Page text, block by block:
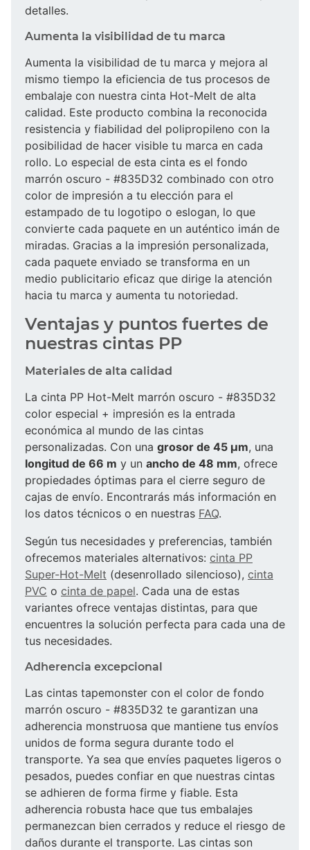
detalles.
Aumenta la visibilidad de tu marca
Aumenta la visibilidad de tu marca y mejora al
mismo tiempo la eficiencia de tus procesos de
embalaje con nuestra cinta Hot-Melt de alta
calidad. Este producto combina la reconocida
resistencia y fiabilidad del polipropileno con la
posibilidad de hacer visible tu marca en cada
rollo. Lo especial de esta cinta es el fondo
marrón oscuro - #835D32 combinado con otro
color de impresión a tu elección para el
estampado de tu logotipo o eslogan, lo que
convierte cada paquete en un auténtico imán de
miradas. Gracias a la impresión personalizada,
cada paquete enviado se transforma en un
medio publicitario eficaz que dirige la atención
hacia tu marca y aumenta tu notoriedad.
Ventajas y puntos fuertes de
nuestras cintas PP
Materiales de alta calidad
La cinta PP Hot-Melt marrón oscuro - #835D32
color especial + impresión es la entrada
económica al mundo de las cintas
personalizadas. Con una grosor de 45 µm, una
longitud de 66 m y un ancho de 48 mm, ofrece
propiedades óptimas para el cierre seguro de
cajas de envío. Encontrarás más información en
los datos técnicos o en nuestras FAQ.
Según tus necesidades y preferencias, también
ofrecemos materiales alternativos: cinta PP
Super-Hot-Melt (desenrollado silencioso), cinta
PVC o cinta de papel. Cada una de estas
variantes ofrece ventajas distintas, para que
encuentres la solución perfecta para cada una de
tus necesidades.
Adherencia excepcional
Las cintas tapemonster con el color de fondo
marrón oscuro - #835D32 te garantizan una
adherencia monstruosa que mantiene tus envíos
unidos de forma segura durante todo el
transporte. Ya sea que envíes paquetes ligeros o
pesados, puedes confiar en que nuestras cintas
se adhieren de forma firme y fiable. Esta
adherencia robusta hace que tus embalajes
permanezcan bien cerrados y reduce el riesgo de
daños durante el transporte. Las cintas son